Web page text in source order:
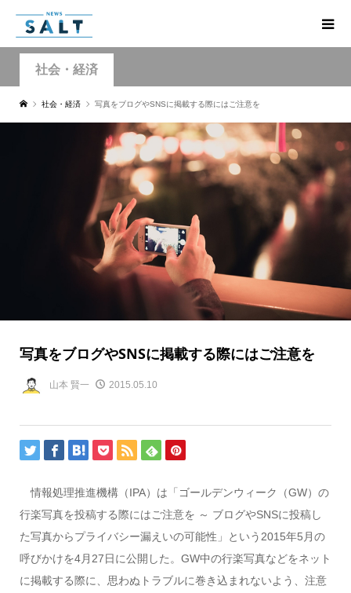
社会・経済
社会・経済 写真をブログやSNSに掲載する際にはご注意を
写真をブログやSNSに掲載する際にはご注意を
山本 賢一 2015.05.10
情報処理推進機構（IPA）は「ゴールデンウィーク（GW）の
行楽写真を投稿する際にはご注意を ～ ブログやSNSに投稿し
た写真からプライバシー漏えいの可能性」という2015年5月の
呼びかけを4月27日に公開した。GW中の行楽写真などをネット
に掲載する際に、思わぬトラブルに巻き込まれないよう、注意